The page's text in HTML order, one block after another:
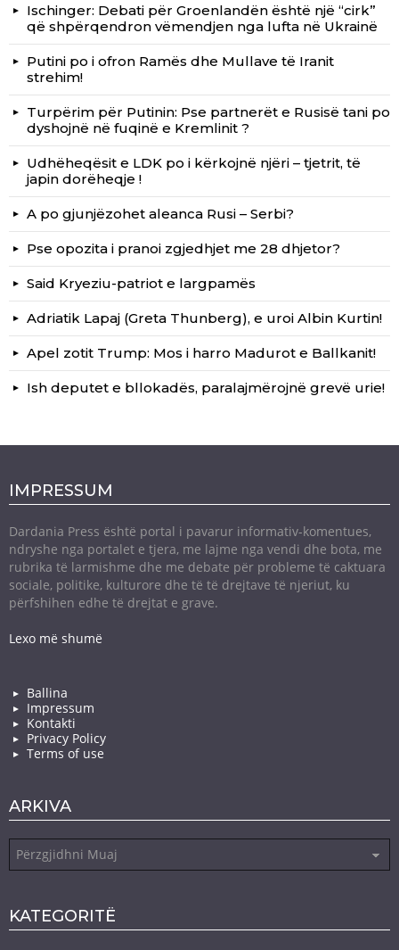
Ischinger: Debati për Groenlandën është një “cirk”
që shpërqendron vëmendjen nga lufta në Ukrainë
Putini po i ofron Ramës dhe Mullave të Iranit
strehim!
Turpërim për Putinin: Pse partnerët e Rusisë tani po
dyshojnë në fuqinë e Kremlinit ?
Udhëheqësit e LDK po i kërkojnë njëri – tjetrit, të
japin dorëheqje !
A po gjunjëzohet aleanca Rusi – Serbi?
Pse opozita i pranoi zgjedhjet me 28 dhjetor?
Said Kryeziu-patriot e largpamës
Adriatik Lapaj (Greta Thunberg), e uroi Albin Kurtin!
Apel zotit Trump: Mos i harro Madurot e Ballkanit!
Ish deputet e bllokadës, paralajmërojnë grevë urie!
IMPRESSUM
Dardania Press është portal i pavarur informativ-komentues,
ndryshe nga portalet e tjera, me lajme nga vendi dhe bota, me
rubrika të larmishme dhe me debate për probleme të caktuara
sociale, politike, kulturore dhe të të drejtave të njeriut, ku
përfshihen edhe të drejtat e grave.
Lexo më shumë
Ballina
Impressum
Kontakti
Privacy Policy
Terms of use
ARKIVA
KATEGORITË